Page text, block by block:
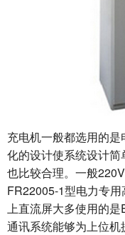
充电机一般都选用的
化的设计使系统设计
也比较合理。一般
FR22005-1型电力专
上直流屏大多使用的是
通讯系统能够为上位